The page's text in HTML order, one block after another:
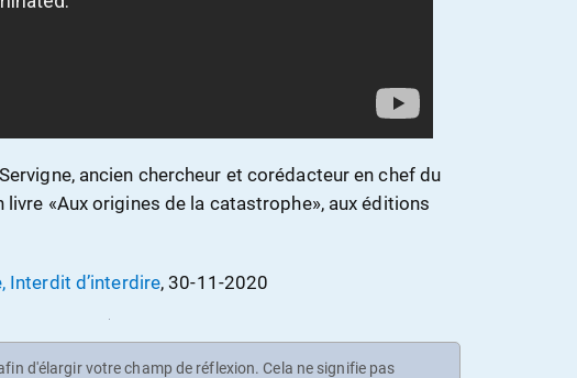
ancien chercheur et corédacteur en chef du
«Aux origines de la catastrophe», aux éditions
Interdit d’interdire, 30-11-2020
d'élargir votre champ de réflexion. Cela ne signifie pas